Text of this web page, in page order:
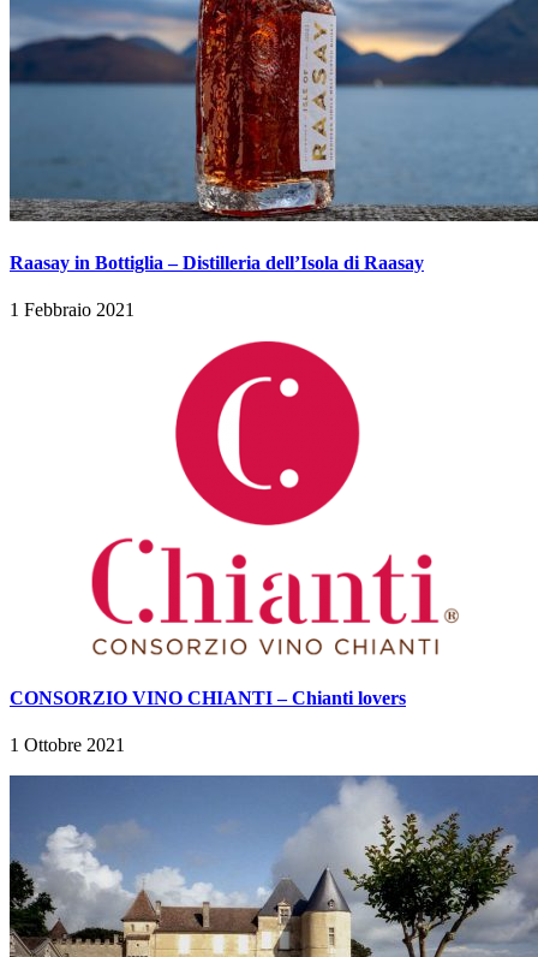
Raasay in Bottiglia – Distilleria dell’Isola di Raasay
1 Febbraio 2021
CONSORZIO VINO CHIANTI – Chianti lovers
1 Ottobre 2021